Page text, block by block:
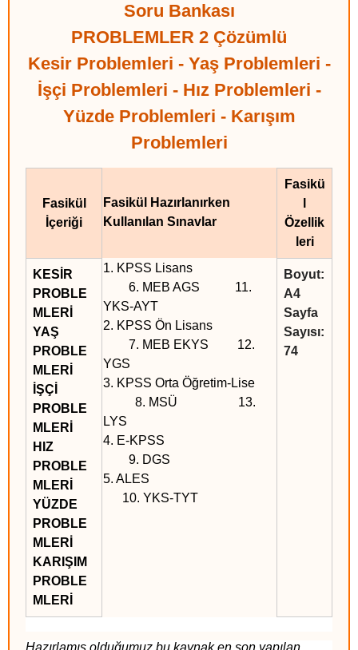
Soru Bankası
PROBLEMLER 2 Çözümlü
Kesir Problemleri - Yaş Problemleri -
İşçi Problemleri - Hız Problemleri -
Yüzde Problemleri - Karışım
Problemleri
Fasikül
İçeriği
Fasikül Hazırlanırken
Kullanılan Sınavlar
Fasikü
Özellik
leri
KESİR
PROBLE
MLERİ
YAŞ
PROBLE
MLERİ
İŞÇİ
PROBLE
MLERİ
HIZ
PROBLE
MLERİ
YÜZDE
PROBLE
MLERİ
KARIŞIM
PROBLE
MLERİ
1. KPSS Lisans
6. MEB AGS 11.
YKS-AYT
2. KPSS Ön Lisans
7. MEB EKYS 12.
YGS
3. KPSS Orta Öğretim-Lise
8. MSÜ 13.
LYS
4. E-KPSS
9. DGS
5. ALES
10. YKS-TYT
Boyut:
A4
Sayfa
Sayısı:
74
Hazırlamış olduğumuz bu kaynak en son yapılan